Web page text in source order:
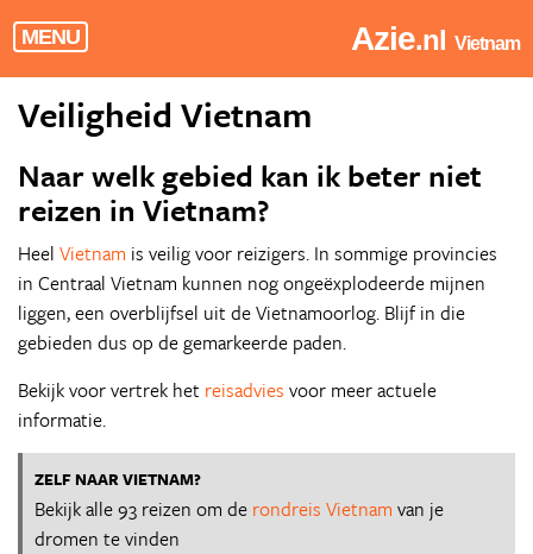
MENU Azie.nl Vietnam
Veiligheid Vietnam
Naar welk gebied kan ik beter niet
reizen in Vietnam?
Heel Vietnam is veilig voor reizigers. In sommige provincies
in Centraal Vietnam kunnen nog ongeëxplodeerde mijnen
liggen, een overblijfsel uit de Vietnamoorlog. Blijf in die
gebieden dus op de gemarkeerde paden.
Bekijk voor vertrek het reisadvies voor meer actuele
informatie.
ZELF NAAR VIETNAM?
Bekijk alle 93 reizen om de rondreis Vietnam van je
dromen te vinden